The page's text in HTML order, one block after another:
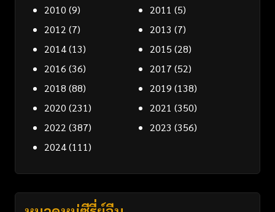
2010 (9) 2011 (5)
2012 (7) 2013 (7)
2014(13) 2015 (28)
2016 (36) 2017 (52)
2018 (88) 2019 (138)
2020 (231) 2021 (350)
2022 (387) 2023 (356)
2024(111)